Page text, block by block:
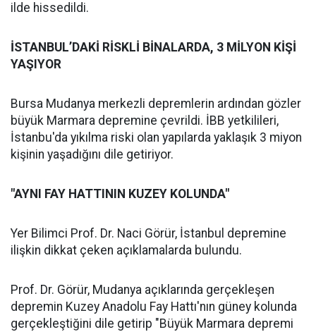
ilde hissedildi.
İSTANBUL’DAKİ RİSKLİ BİNALARDA, 3 MİLYON KİŞİ
YAŞIYOR
Bursa Mudanya merkezli depremlerin ardından gözler
büyük Marmara depremine çevrildi. İBB yetkilileri,
İstanbu'da yıkılma riski olan yapılarda yaklaşık 3 miyon
kişinin yaşadığını dile getiriyor.
"AYNI FAY HATTININ KUZEY KOLUNDA"
Yer Bilimci Prof. Dr. Naci Görür, İstanbul depremine
ilişkin dikkat çeken açıklamalarda bulundu.
Prof. Dr. Görür, Mudanya açıklarında gerçekleşen
depremin Kuzey Anadolu Fay Hattı'nın güney kolunda
gerçekleştiğini dile getirip "Büyük Marmara depremi